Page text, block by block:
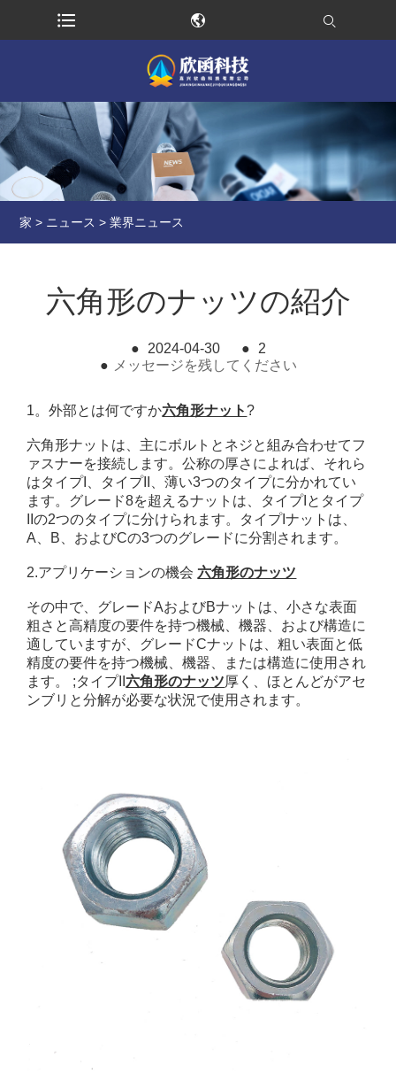
家 > ニュース >業界ニュース
六角形のナッツの紹介
● 2024-04-30 ● 2
● メッセージを残してください
1。外部とは何ですか六角形ナット?
六角形ナットは、主にボルトとネジと組み合わせてフ
ァスナーを接続します。公称の厚さによれば、それら
はタイプI、タイプII、薄い3つのタイプに分かれてい
ます。グレード8を超えるナットは、タイプIとタイプ
IIの2つのタイプに分けられます。タイプIナットは、
A、B、およびCの3つのグレードに分割されます。
2.アプリケーションの機会六角形のナッツ
その中で、グレードAおよびBナットは、小さな表面
粗さと高精度の要件を持つ機械、機器、および構造に
適していますが、グレードCナットは、粗い表面と低
精度の要件を持つ機械、機器、または構造に使用され
ます。 ;タイプII六角形のナッツ厚く、ほとんどがアセ
ンブリと分解が必要な状況で使用されます。